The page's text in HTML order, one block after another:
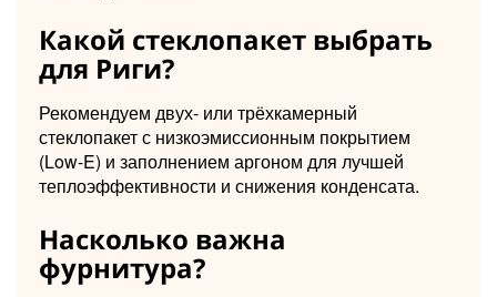
Какой стеклопакет выбрать
для Риги?
Рекомендуем двух- или трёхкамерный
стеклопакет с низкоэмиссионным покрытием
(Low-E) и заполнением аргоном для лучшей
теплоэффективности и снижения конденсата.
Насколько важна
фурнитура?